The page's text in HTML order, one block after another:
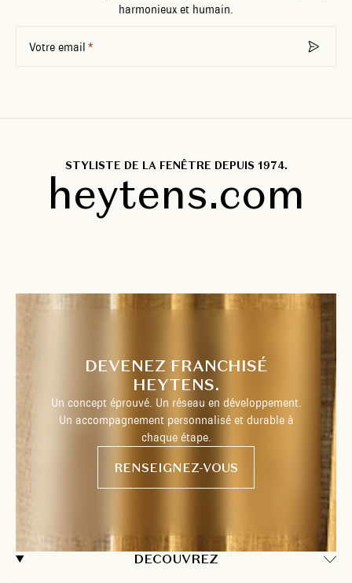
harmonieux et humain.
Votre email
STYLISTE DE LA FENÊTRE DEPUIS 1974.
heytens.com
DECOUVREZ
DEVENEZ FRANCHISÉ
HEYTENS.
Un concept éprouvé. Un réseau en développement.
Un accompagnement personnalisé et durable à
chaque étape.
RENSEIGNEZ-VOUS